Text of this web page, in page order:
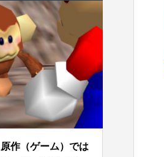
作（ゲーム）では